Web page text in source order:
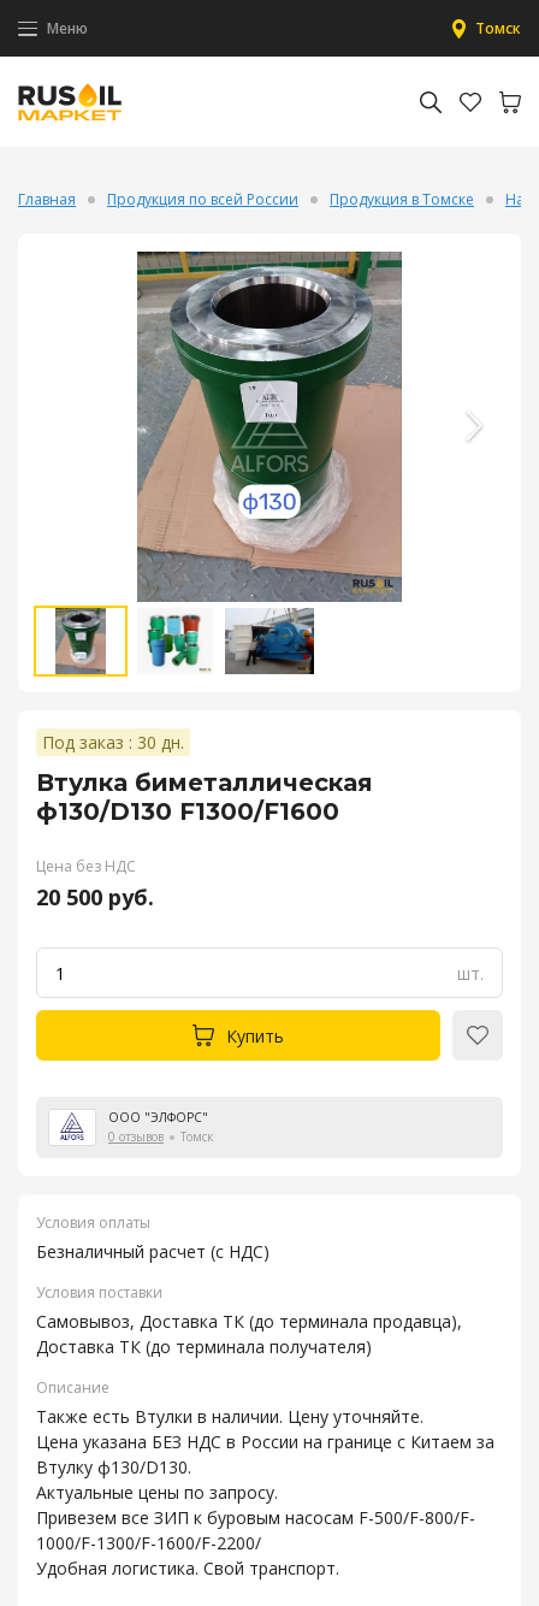
Меню Томск
Главная Продукция по всей России Продукция в Томске
Под заказ : 30 дн.
Втулка биметаллическая
ф130/D130 F1300/F1600
Цена без НДС
20 500 руб.
шт.
Купить
ООО "ЭЛФОРС"
0 отзывов
Томск
Условия оплаты
Безналичный расчет (с НДС)
Условия поставки
Самовывоз, Доставка ТК (до терминала продавца),
Доставка ТК (до терминала получателя)
Описание
Также есть Втулки в наличии. Цену уточняйте.
Цена указана БЕЗ НДС в России на границе с Китаем за
Втулку ф130/D130.
Актуальные цены по запросу.
Привезем все ЗИП к буровым насосам F-500/F-800/F-
1000/F-1300/F-1600/F-2200/
Удобная логистика. Свой транспорт.